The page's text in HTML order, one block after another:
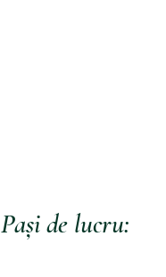
Pași de lucru: